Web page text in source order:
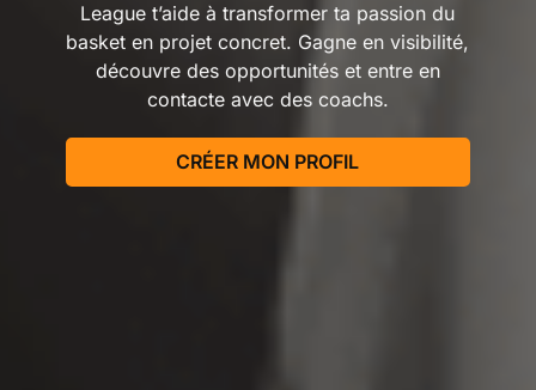
League t’aide à transformer ta passion du
basket en projet concret. Gagne en visibilité,
découvre des opportunités et entre en
contacte avec des coachs.
CRÉER MON PROFIL